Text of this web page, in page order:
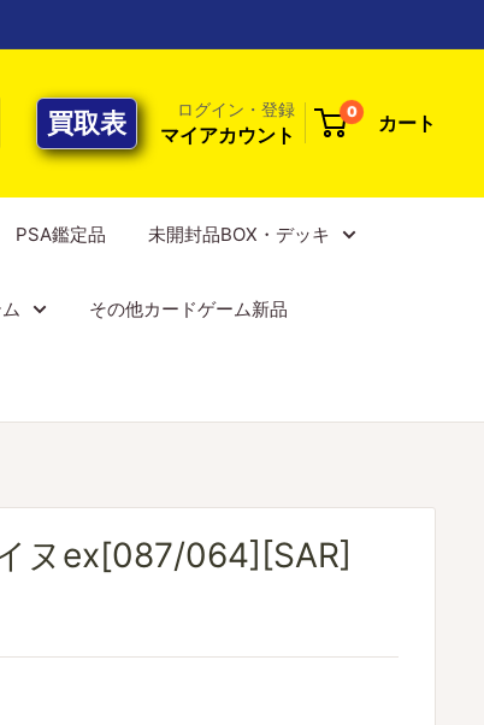
買取表 ログイン・登録
マイアカウント
0 カート
PSA鑑定品 未開封品BOX・デッキ
その他カードゲーム新品
ヌex[087/064][SAR]